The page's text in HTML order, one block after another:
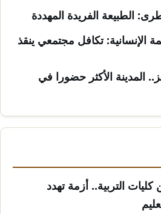
الطبيعة الفريدة المهددة
الإنسانية: تكافل مجتمعي ينقذ
المدينة الأكثر حضورا في
التربية.. أزمة تهدد